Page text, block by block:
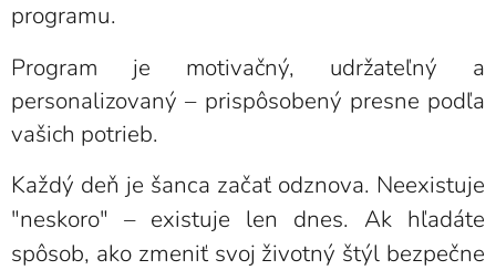
programu.
Program je motivačný, udržateľný a
personalizovaný – prispôsobený presne podľa
vašich potrieb.
Každý deň je šanca začať odznova. Neexistuje
"neskoro" – existuje len dnes. Ak hľadáte
spôsob, ako zmeniť svoj životný štýl bezpečne